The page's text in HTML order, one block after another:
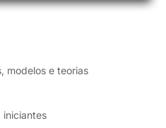
modelos e teorias
iniciantes